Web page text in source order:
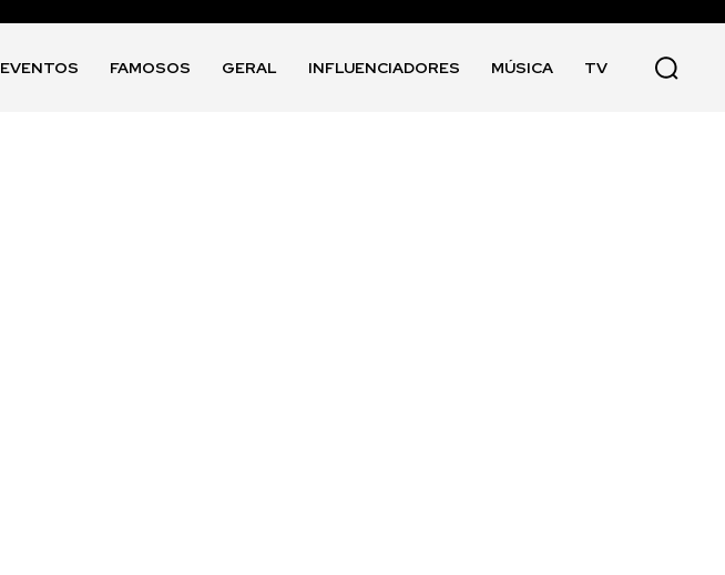
EVENTOS FAMOSOS GERAL INFLUENCIADORES MÚSICA TV